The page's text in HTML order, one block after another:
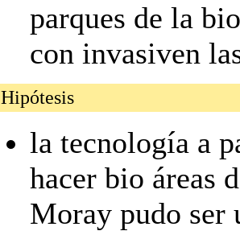
parques de la
con invasiven
Hipótesis
la tecnología a
hacer bio áreas
Moray pudo ser